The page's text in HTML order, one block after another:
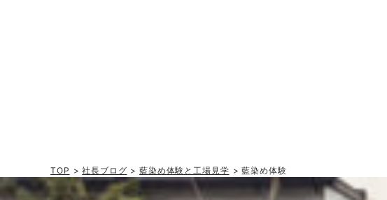
TOP >社長ブログ >藍染め体験と工場見学 > 藍染め体験